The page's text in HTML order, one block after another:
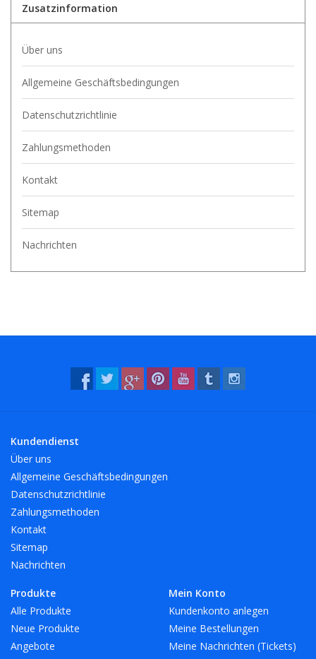
Zusatzinformation
Über uns
Allgemeine Geschäftsbedingungen
Datenschutzrichtlinie
Zahlungsmethoden
Kontakt
Sitemap
Nachrichten
Kundendienst
Über uns
Allgemeine Geschäftsbedingungen
Datenschutzrichtlinie
Zahlungsmethoden
Kontakt
Sitemap
Nachrichten
Produkte
Alle Produkte
Neue Produkte
Angebote
Mein Konto
Kundenkonto anlegen
Meine Bestellungen
Meine Nachrichten (Tickets)